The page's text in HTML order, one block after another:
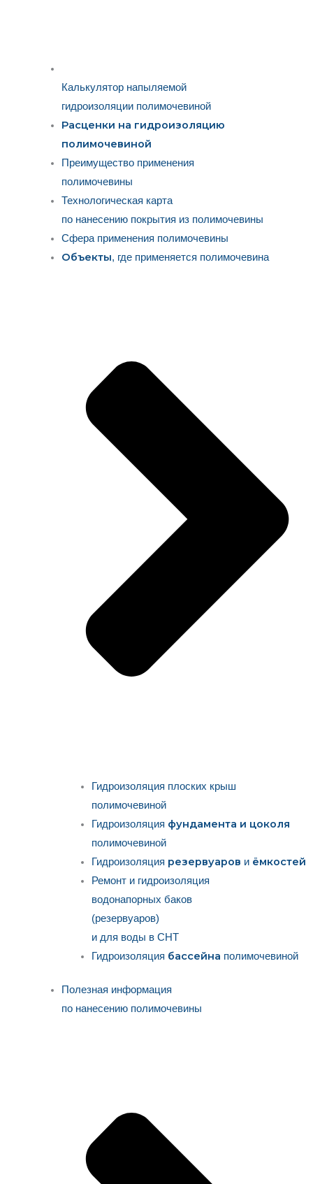
Калькулятор напыляемой
гидроизоляции полимочевиной
Расценки на гидроизоляцию
полимочевиной
Преимущество применения
полимочевины
Технологическая карта
по нанесению покрытия из полимочевины
Сфера применения полимочевины
Объекты, где применяется полимочевина
Гидроизоляция плоских крыш
полимочевиной
Гидроизоляция фундамента и цоколя
полимочевиной
Гидроизоляция резервуаров и ёмкостей
Ремонт и гидроизоляция
водонапорных баков
(резервуаров)
и для воды в СНТ
Гидроизоляция бассейна полимочевиной
Полезная информация
по нанесению полимочевины